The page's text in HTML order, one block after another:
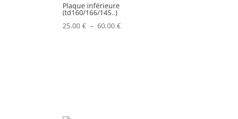
Plaque inférieure
(td160/166/145..)
25.00€ – 60.00€Plage